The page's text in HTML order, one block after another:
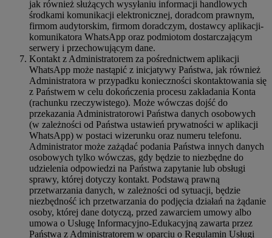
jak również służących wysyłaniu informacji handlowych
środkami komunikacji elektronicznej, doradcom prawnym,
firmom audytorskim, firmom doradczym, dostawcy aplikacji-
komunikatora WhatsApp oraz podmiotom dostarczającym
serwery i przechowującym dane.
Kontakt z Administratorem za pośrednictwem aplikacji
WhatsApp może nastąpić z inicjatywy Państwa, jak również
Administratora w przypadku konieczności skontaktowania się
z Państwem w celu dokończenia procesu zakładania Konta
(rachunku rzeczywistego). Może wówczas dojść do
przekazania Administratorowi Państwa danych osobowych
(w zależności od Państwa ustawień prywatności w aplikacji
WhatsApp) w postaci wizerunku oraz numeru telefonu.
Administrator może zażądać podania Państwa innych danych
osobowych tylko wówczas, gdy będzie to niezbędne do
udzielenia odpowiedzi na Państwa zapytanie lub obsługi
sprawy, której dotyczy kontakt. Podstawą prawną
przetwarzania danych, w zależności od sytuacji, będzie
niezbędność ich przetwarzania do podjęcia działań na żądanie
osoby, której dane dotyczą, przed zawarciem umowy albo
umowa o Usługę Informacyjno-Edukacyjną zawarta przez
Państwa z Administratorem w oparciu o Regulamin Usługi